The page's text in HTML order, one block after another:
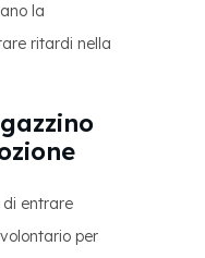
la
ritardi nella
entrare
per